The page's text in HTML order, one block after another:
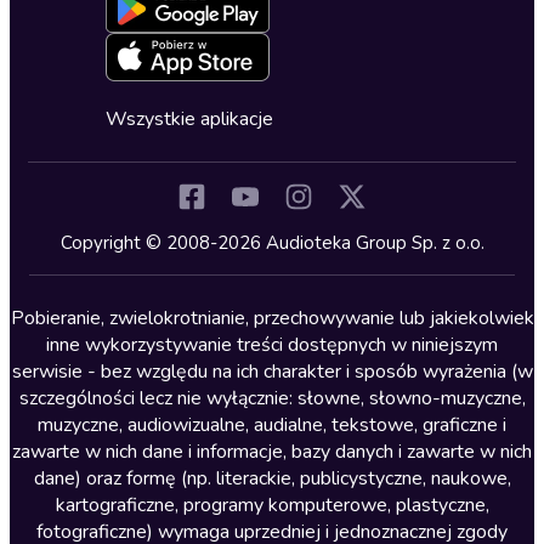
Kryminały
Lektury szkolne
Literatura anglojęzyczna
Literatura faktu
Literatura obyczajowa
Literatura piękna obca
Literatura piękna polska
Nagrania relaksacyjne
Deklaracja dostępności
Oferta dla firm i bibliotek
Blog
Zapowiedzi
Cykle audiobooków
Wszystkie aplikacje
Copyright © 2008-2026 Audioteka Group Sp. z o.o.
Pobieranie, zwielokrotnianie, przechowywanie lub jakiekolwiek
inne wykorzystywanie treści dostępnych w niniejszym
serwisie - bez względu na ich charakter i sposób wyrażenia (w
szczególności lecz nie wyłącznie: słowne, słowno-muzyczne,
muzyczne, audiowizualne, audialne, tekstowe, graficzne i
zawarte w nich dane i informacje, bazy danych i zawarte w nich
dane) oraz formę (np. literackie, publicystyczne, naukowe,
kartograficzne, programy komputerowe, plastyczne,
fotograficzne) wymaga uprzedniej i jednoznacznej zgody